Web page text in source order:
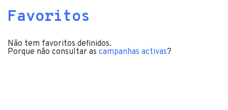
Favoritos
Não tem favoritos definidos.
Porque não consultar as campanhas activas?